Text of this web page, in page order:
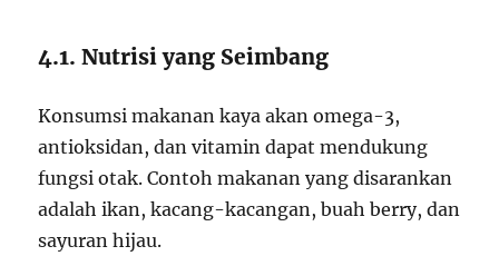
4.1. Nutrisi yang Seimbang
Konsumsi makanan kaya akan omega-3,
antioksidan, dan vitamin dapat mendukung
fungsi otak. Contoh makanan yang disarankan
adalah ikan, kacang-kacangan, buah berry, dan
sayuran hijau.